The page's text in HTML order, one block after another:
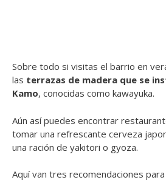
Sobre todo si visitas el barrio en
las terrazas de madera que se
Kamo, conocidas como kawayuka.
Aún así puedes encontrar
tomar una refrescante cerveza
una ración de yakitori o gyoza.
Aquí van tres recomendaciones